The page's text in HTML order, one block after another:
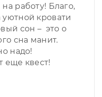
работу! Благо,
уютной кровати
сон – это о
сна манит.
надо!
еще квест!